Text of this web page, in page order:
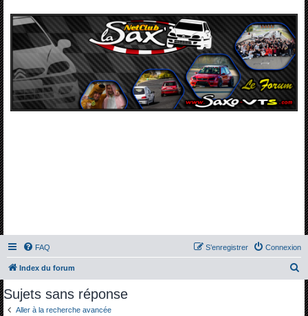
FAQ Connexion
S’enregistrer
Index du forum
Sujets sans réponse
Aller à la recherche avancée